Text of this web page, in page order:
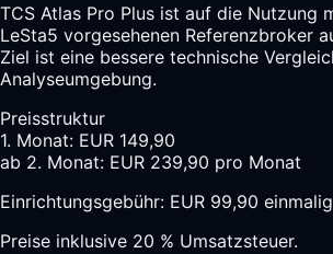
TCS Atlas Pro Plus ist auf die Nutzung
LeSta5 vorgesehenen Referenzbroker
Ziel ist eine bessere technische
Analyseumgebung.
Preisstruktur
1. Monat: EUR 149,90
ab 2. Monat: EUR 239,90 pro Monat
Einrichtungsgebühr: EUR 99,90 einmalig
Preise inklusive 20 % Umsatzsteuer.